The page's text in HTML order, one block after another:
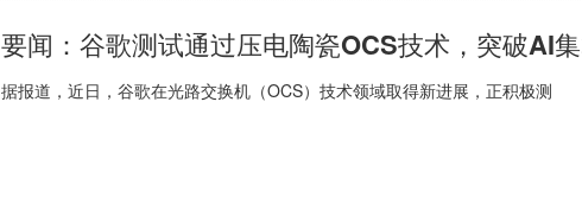
据报道，近日，谷歌在光路交换机（OCS）技术领域取得新进展，正积极测